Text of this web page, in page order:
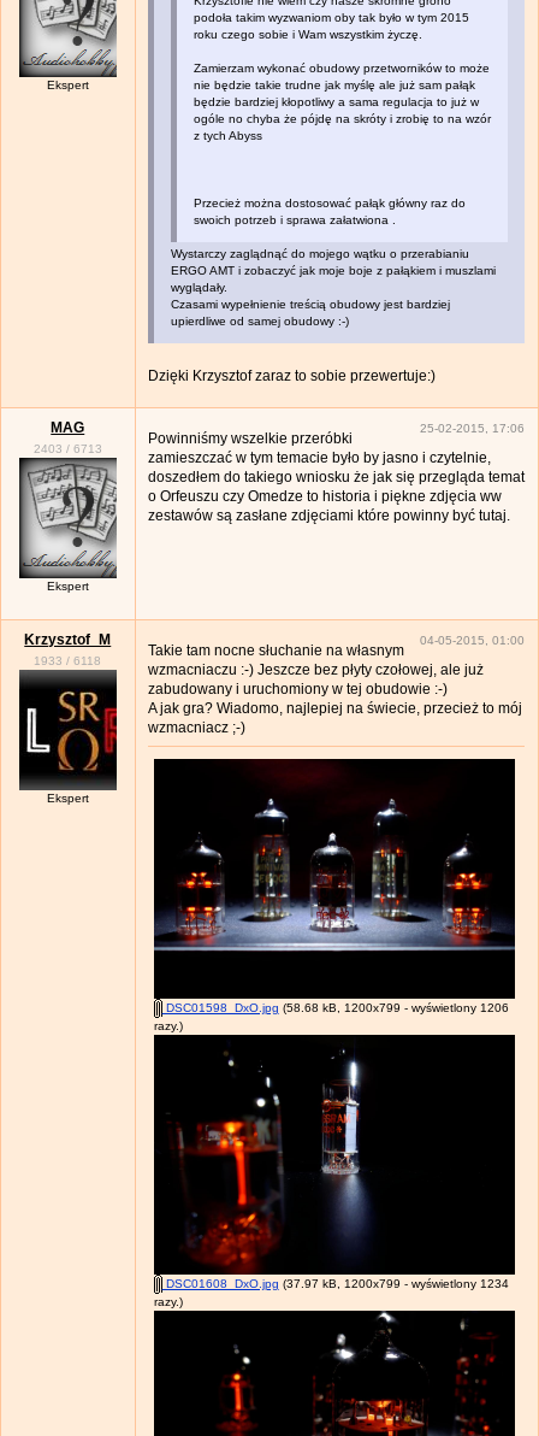
Ekspert
podoła takim wyzwaniom oby tak było w tym 2015
roku czego sobie i Wam wszystkim życzę.
Zamierzam wykonać obudowy przetworników to może
nie będzie takie trudne jak myślę ale już sam pałąk
będzie bardziej kłopotliwy a sama regulacja to już w
ogóle no chyba że pójdę na skróty i zrobię to na wzór
z tych Abyss
Przecież można dostosować pałąk główny raz do
swoich potrzeb i sprawa załatwiona .
Wystarczy zaglądnąć do mojego wątku o przerabianiu
ERGO AMT i zobaczyć jak moje boje z pałąkiem i muszlami
wyglądały.
Czasami wypełnienie treścią obudowy jest bardziej
upierdliwe od samej obudowy :-)
Dzięki Krzysztof zaraz to sobie przewertuje:)
MAG
2403 / 6713
Ekspert
25-02-2015, 17:06
Powinniśmy wszelkie przeróbki
zamieszczać w tym temacie było by jasno i czytelnie,
doszedłem do takiego wniosku że jak się przegląda temat
o Orfeuszu czy Omedze to historia i piękne zdjęcia ww
zestawów są zasłane zdjęciami które powinny być tutaj.
Krzysztof_M
1933 /6118
Ekspert
04-05-2015, 01:00
Takie tam nocne słuchanie na własnym
wzmacniaczu :-) Jeszcze bez płyty czołowej, ale już
zabudowany i uruchomiony w tej obudowie :-)
A jak gra? Wiadomo, najlepiej na świecie, przecież to mój
wzmacniacz ;-)
DSC01598_DxO.jpg (58.68 kB, 1200x799 - wyświetlony 1206
razy.)
DSC01608_DxO.jpg (37.97 kB, 1200x799 - wyświetlony 1234
razy.)